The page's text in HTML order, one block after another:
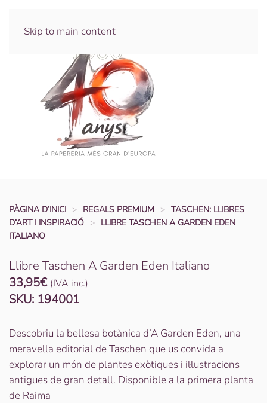
Skip to main content
PÀGINA D’INICI REGALS PREMIUM
TASCHEN: LLIBRES
D’ART I INSPIRACIÓ
LLIBRE TASCHEN A GARDEN EDEN
ITALIANO
Llibre Taschen A Garden Eden Italiano
33,95€ (IVA inc.)
SKU: 194001
Descobriu la bellesa botànica d’A Garden Eden, una
meravella editorial de Taschen que us convida a
explorar un món de plantes exòtiques i il·lustracions
antigues de gran detall. Disponible a la primera planta
de Raima